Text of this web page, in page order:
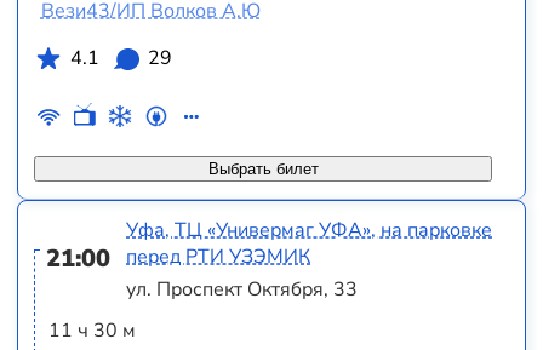
Выбрать билет
Вези43/ИП Волков А.Ю
4.1
29
21:00
11 ч 30 м
Уфа, ТЦ «Универмаг УФА», на парковке
перед РТИ УЗЭМИК
ул. Проспект Октября, 33